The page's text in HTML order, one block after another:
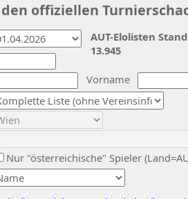
offiziellen
Vorname
Nur "österreichische" Spieler
AUT-Elolisten
13.945